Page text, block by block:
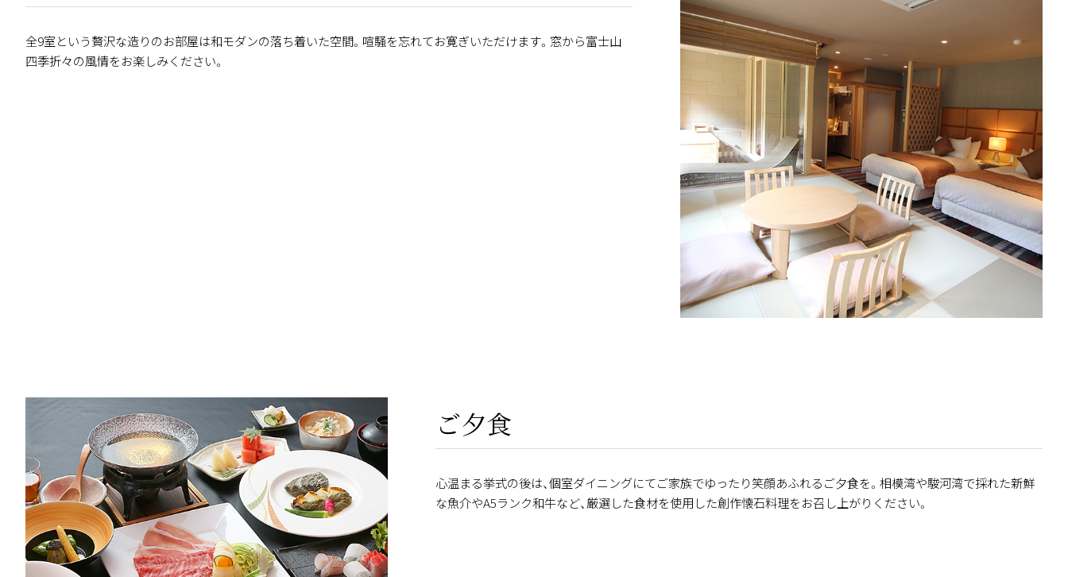
全9室という贅沢な造りのお部屋は和モダンの落ち着いた空間。喧騒を忘れてお寛ぎいただけます。窓から富士山
四季折々の風情をお楽しみください。
ご夕食
心温まる挙式の後は、個室ダイニングにてご家族でゆったり笑顔あふれるご夕食を。相模湾や駿河湾で採れた新鮮
な魚介やA5ランク和牛など、厳選した食材を使用した創作懐石料理をお召し上がりください。